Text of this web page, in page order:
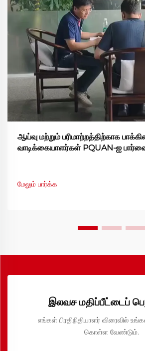
ஆய்வு மற்றும் பரிமாற்றத்திற்காக
வாடிக்கையாளர்கள் PQUAN-ஐ
மேலும் பார்க்க
இலவச மதிப்பீட்டைப்
எங்கள் பிரதிநிதியாளர் விரைவில்
கொள்ள வேண்டும்.